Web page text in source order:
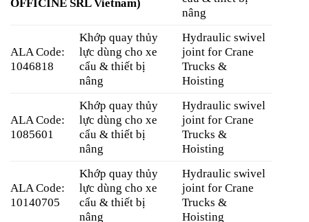
OFFICINE SRL Vietnam)
nâng
ALA Code:
1046818
Khớp quay thủy
lực dùng cho xe
cẩu & thiết bị
nâng
Hydraulic swivel
joint for Crane
Trucks &
Hoisting
ALA Code:
1085601
Khớp quay thủy
lực dùng cho xe
cẩu & thiết bị
nâng
Hydraulic swivel
joint for Crane
Trucks &
Hoisting
ALA Code:
10140705
Khớp quay thủy
lực dùng cho xe
cẩu & thiết bị
nâng
Hydraulic swivel
joint for Crane
Trucks &
Hoisting